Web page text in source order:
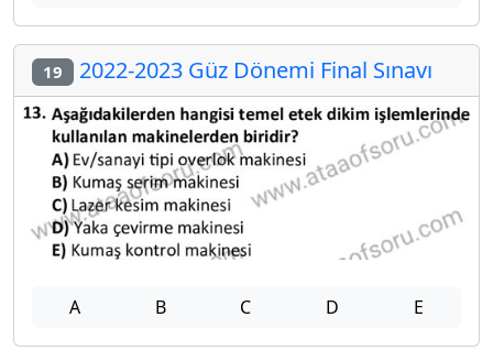
19 2022-2023 Güz Dönemi Final Sınavı
A B C D E